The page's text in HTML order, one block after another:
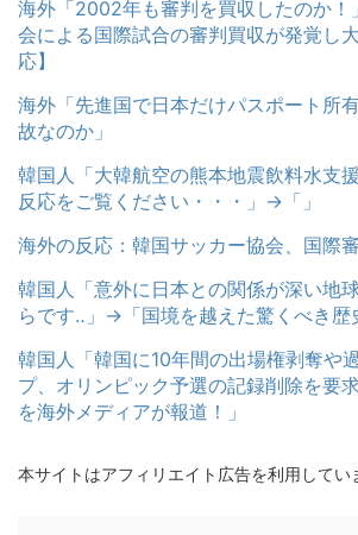
海外「2002年も審判を買収したのか！
会による国際試合の審判買収が発覚し
応】
海外「先進国で日本だけパスポート所
故なのか」
韓国人「大韓航空の熊本地震飲料水支
反応をご覧ください・・・」→「」
海外の反応：韓国サッカー協会、国際
韓国人「意外に日本との関係が深い地
らです‥」→「国境を越えた驚くべき歴
韓国人「韓国に10年間の出場権剥奪や
プ、オリンピック予選の記録削除を要
を海外メディアが報道！」
本サイトはアフィリエイト広告を利用してい